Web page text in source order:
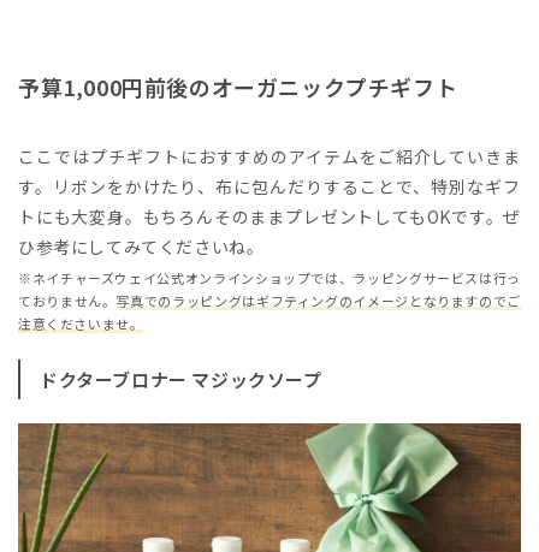
予算1,000円前後のオーガニックプチギフト
ここではプチギフトにおすすめのアイテムをご紹介していきま
す。リボンをかけたり、布に包んだりすることで、特別なギフ
トにも大変身。もちろんそのままプレゼントしてもOKです。ぜ
ひ参考にしてみてくださいね。
※ネイチャーズウェイ公式オンラインショップでは、ラッピングサービスは行っ
ておりません。 写真でのラッピングはギフティングのイメージとなりますのでご
注意くださいませ。
ドクターブロナー マジックソープ